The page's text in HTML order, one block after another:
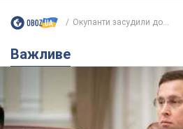
Окупанти засудили до...
Важливе